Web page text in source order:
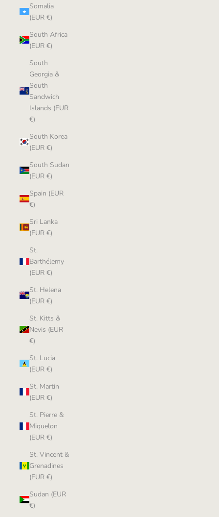
Somalia
(EUR €)
South Africa
(EUR €)
South
Georgia &
South
Sandwich
Islands (EUR
€)
South Korea
(EUR €)
South Sudan
(EUR €)
Spain (EUR
€)
Sri Lanka
(EUR €)
St.
Barthélemy
(EUR €)
St. Helena
(EUR €)
St. Kitts &
Nevis (EUR
€)
St. Lucia
(EUR €)
St. Martin
(EUR €)
St. Pierre &
Miquelon
(EUR €)
St. Vincent &
Grenadines
(EUR €)
Sudan (EUR
€)